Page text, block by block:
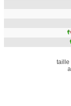
taille